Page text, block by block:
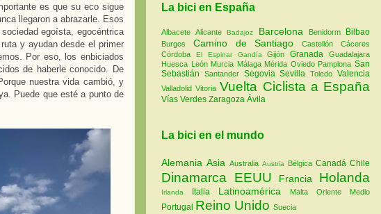
es que su eco sigue
llegaron a abrazarle. Esos
egoísta, egocéntrica
y ayudan desde el primer
Por eso, los enbiciados
de haberle conocido. De
nuestra vida cambió, y
Puede que esté a punto de
La bici en España
AlbaceteAlicanteBadajoz Barcelona Benidorm Bilbao
Burgos Camino de SantiagoCastellónCáceres
Córdoba El Espinar GandíaGijónGranadaGuadalajara
Huesca León Murcia Málaga Mérida Oviedo PamplonaSan
Sebastián Santander SegoviaSevillaToledoValencia
ValladolidVitoria Vuelta Ciclista a España
Vías Verdes Zaragoza Ávila
La bici en el mundo
Alemania Asia Australia Austria Bélgica Canadá Chile
Dinamarca EEUU Francia Holanda
Irlanda Italia Latinoamérica Malta Oriente Medio
Portugal Reino Unido Suecia